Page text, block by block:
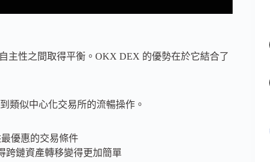
主性之間取得平衡。OKX DEX 的優勢在於它結合了
類似中心化交易所的流暢操作。
優惠的交易條件
跨鏈資產轉移變得更加簡單